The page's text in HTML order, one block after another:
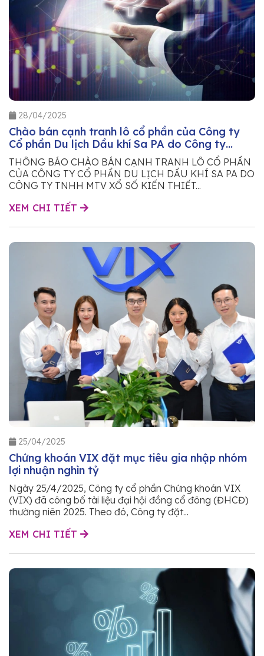
28/04/2025
Chào bán cạnh tranh lô cổ phần của Công ty
Cổ phần Du lịch Dầu khí Sa PA do Công ty
TNHH MTV Xổ số kiến thiết tỉnh Lào Cai sở hữu
THÔNG BÁO CHÀO BÁN CẠNH TRANH LÔ CỔ PHẦN
CỦA CÔNG TY CỔ PHẦN DU LỊCH DẦU KHÍ SA PA DO
CÔNG TY TNHH MTV XỔ SỐ KIẾN THIẾT...
XEM CHI TIẾT
25/04/2025
Chứng khoán VIX đặt mục tiêu gia nhập nhóm
lợi nhuận nghìn tỷ
Ngày 25/4/2025, Công ty cổ phần Chứng khoán VIX
(VIX) đã công bố tài liệu đại hội đồng cổ đông (ĐHCĐ)
thường niên 2025. Theo đó, Công ty đặt...
XEM CHI TIẾT